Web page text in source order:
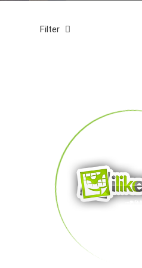
Filter